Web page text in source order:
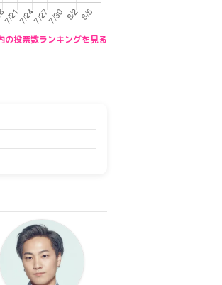
投票数ランキングを見る